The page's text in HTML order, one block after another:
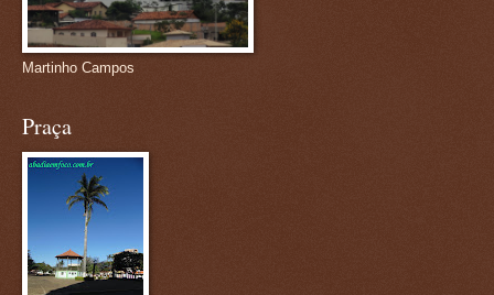
Martinho Campos
Praça